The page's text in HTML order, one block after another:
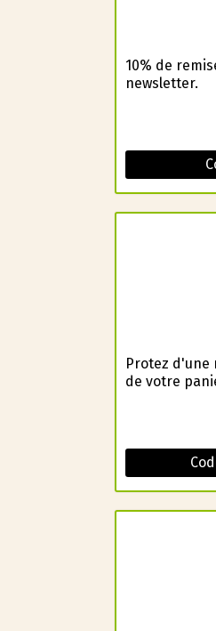
10% de
newsletter.
Profitez
de votre